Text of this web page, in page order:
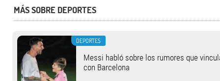
MÁS SOBRE DEPORTES
DEPORTES
Messi habló sobre los rumores que
con Barcelona